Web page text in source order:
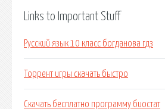
Links to Important Stuff
Русский язык 10 класс богданова гдз
Торрент игры скачать быстро
Скачать бесплатно программу биостат